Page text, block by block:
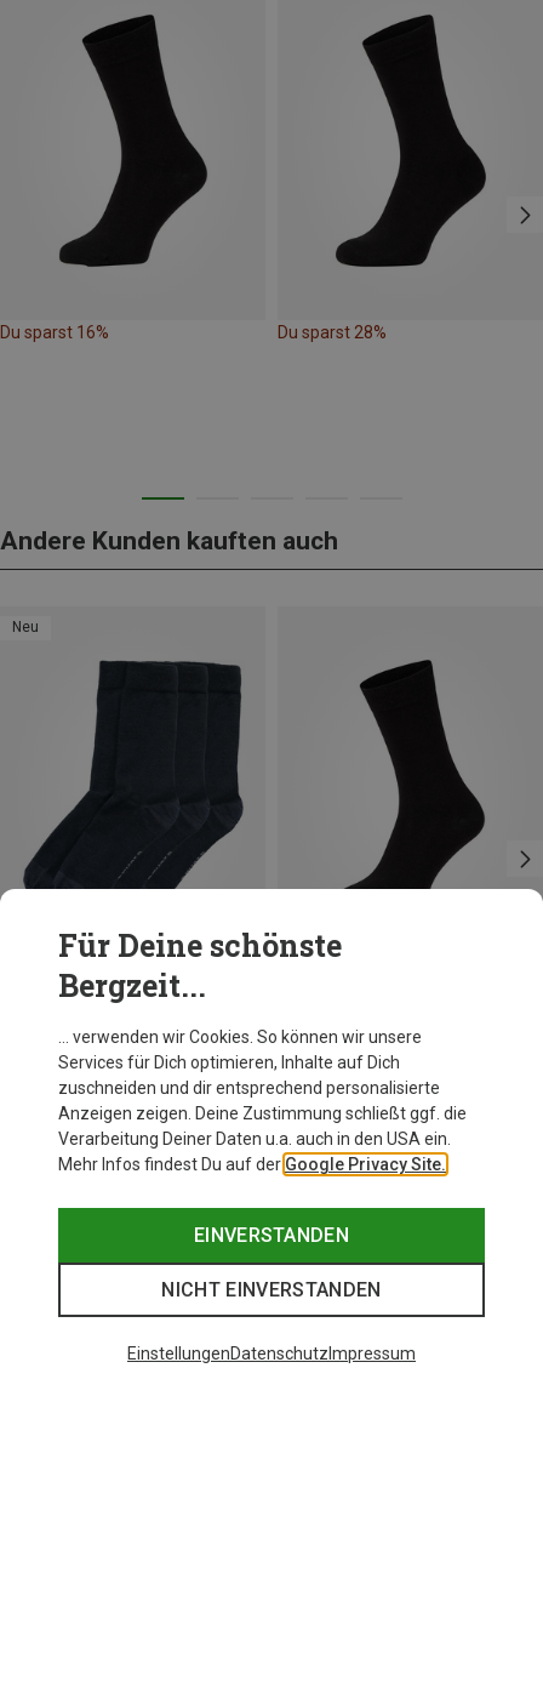
Du sparst 16% Du sparst 28%
Andere Kunden kauften auch
Neu
Daily Merino Light 3er Pack Socken
36|37|38|39|40
41|42|43|44|45|46
Für Deine schönste
Bergzeit...
… verwenden wir Cookies. So können wir unsere
Services für Dich optimieren, Inhalte auf Dich
zuschneiden und dir entsprechend personalisierte
Anzeigen zeigen. Deine Zustimmung schließt ggf. die
Verarbeitung Deiner Daten u.a. auch in den USA ein.
Mehr Infos findest Du auf der Google Privacy Site.
EINVERSTANDEN
NICHT EINVERSTANDEN
EinstellungenDatenschutz Impressum